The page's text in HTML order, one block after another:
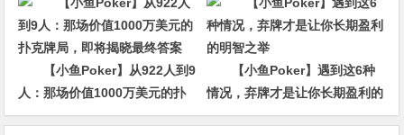
【小鱼Poker】从922人到9
人：那场价值1000万美元的扑
克牌局，即将揭晓最终答案
【小鱼Poker】遇到这6种
情况，弃牌才是让你长期盈利的
明智之举